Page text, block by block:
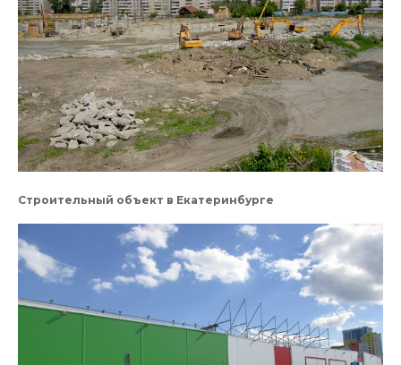
Строительный объект в Екатеринбурге